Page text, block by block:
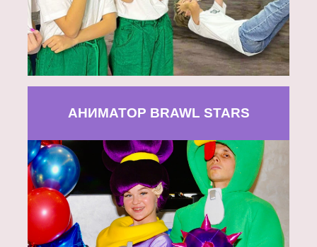
АНИМАТОР BRAWL STARS